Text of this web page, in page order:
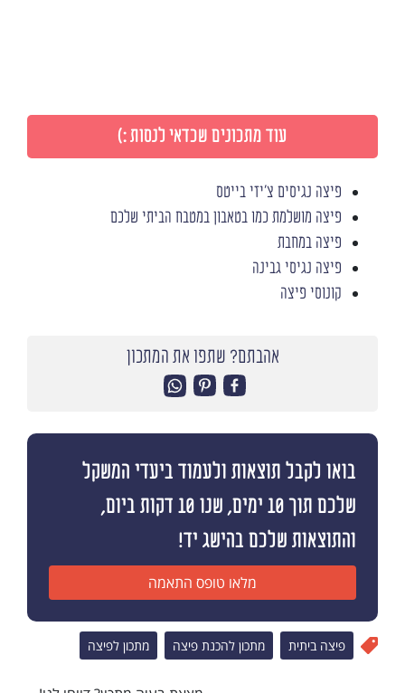
עוד מתכונים שכדאי לנסות :)
פיצה נגיסים צ'יזי בייטס
פיצה מושלמת כמו בטאבון במטבח הביתי שלכם
פיצה במחבת
פיצה נגיסי גבינה
קונוסי פיצה
אהבתם? שתפו את המתכון
בואו לקבל תוצאות ולעמוד ביעדי המשקל
שלכם תוך 10 ימים, שנו 10 דקות ביום,
והתוצאות שלכם בהישג יד!
מלאו טופס התאמה
פיצה ביתית מתכון להכנת פיצה מתכון לפיצה